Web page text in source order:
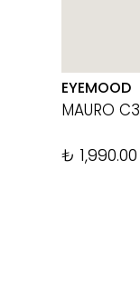
EYEMOOD
MAURO C3
₺ 1,990.00